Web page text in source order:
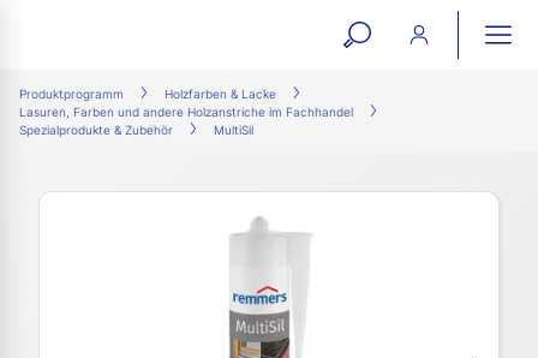
open
Produktprogramm
Holzfarben & Lacke
Lasuren, Farben und andere Holzanstriche im Fachhandel
Spezialprodukte & Zubehör
MultiSil